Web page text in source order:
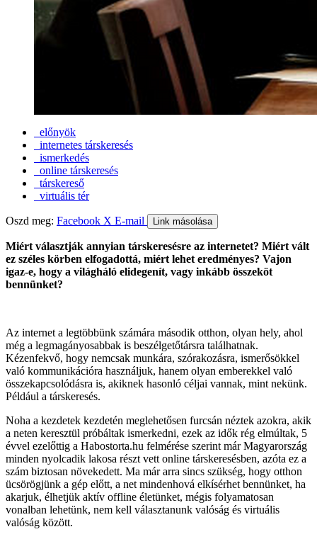
előnyök
internetes társkeresés
ismerkedés
online társkeresés
társkereső
virtuális tér
Oszd meg: Facebook X E-mail Link másolása
Miért választják annyian társkeresésre az internetet? Miért vált
ez széles körben elfogadottá, miért lehet eredményes? Vajon
igaz-e, hogy a világháló elidegenít, vagy inkább összeköt
bennünket?
Az internet a legtöbbünk számára második otthon, olyan hely, ahol
még a legmagányosabbak is beszélgetőtársra találhatnak.
Kézenfekvő, hogy nemcsak munkára, szórakozásra, ismerősökkel
való kommunikációra használjuk, hanem olyan emberekkel való
összekapcsolódásra is, akiknek hasonló céljai vannak, mint nekünk.
Például a társkeresés.
Noha a kezdetek kezdetén meglehetősen furcsán néztek azokra, akik
a neten keresztül próbáltak ismerkedni, ezek az idők rég elmúltak, 5
évvel ezelőttig a Habostorta.hu felmérése szerint már Magyarország
minden nyolcadik lakosa részt vett online társkeresésben, azóta ez a
szám biztosan növekedett. Ma már arra sincs szükség, hogy otthon
ücsörögjünk a gép előtt, a net mindenhová elkísérhet bennünket, ha
akarjuk, élhetjük aktív offline életünket, mégis folyamatosan
vonalban lehetünk, nem kell választanunk valóság és virtuális
valóság között.